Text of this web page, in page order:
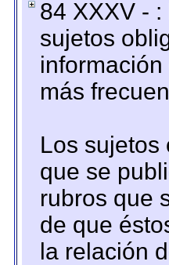
84 XXXV -
sujetos
más
Los sujetos
que se
rubros que
de que
la relación